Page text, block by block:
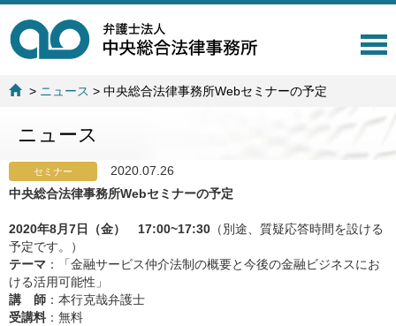
T
a
i
> ニュース >中央総合法律事務所Webセミナーの予定
ニュース
セミナー
2020.07.26
中央総合法律事務所Webセミナーの予定
2020年8月7日（金） 17:00~17:30 （別途、質疑応答時間を設ける
予定です。）
テーマ ：「金融サービス仲介法制の概要と今後の金融ビジネスにお
ける活用可能性」
講 師 ：本行克哉弁護士
受講料 ：無料